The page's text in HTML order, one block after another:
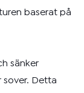
baserat på
sänker
sover. Detta